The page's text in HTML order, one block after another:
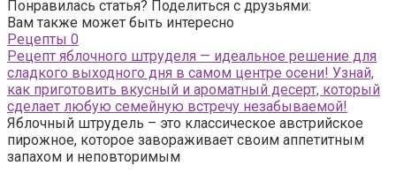
Понравилась статья? Поделиться с друзьями:
Вам также может быть интересно
Рецепты 0
Рецепт яблочного штруделя — идеальное решение для
сладкого выходного дня в самом центре осени! Узнай,
как приготовить вкусный и ароматный десерт, который
сделает любую семейную встречу незабываемой!
Яблочный штрудель – это классическое австрийское
пирожное, которое завораживает своим аппетитным
запахом и неповторимым